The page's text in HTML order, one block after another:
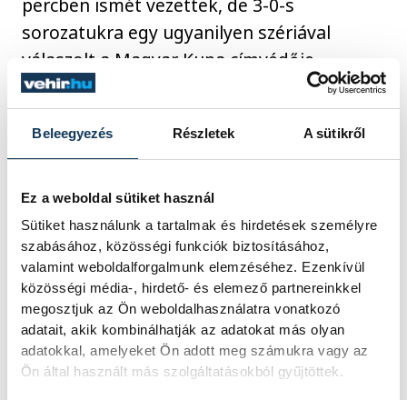
Beleegyezés Részletek A sütikről
Ez a weboldal sütiket használ
Sütiket használunk a tartalmak és hirdetések személyre
szabásához, közösségi funkciók biztosításához,
valamint weboldalforgalmunk elemzéséhez. Ezenkívül
közösségi média-, hirdető- és elemező partnereinkkel
megosztjuk az Ön weboldalhasználatra vonatkozó
adatait, akik kombinálhatják az adatokat más olyan
adatokkal, amelyeket Ön adott meg számukra vagy az
Ön által használt más szolgáltatásokból gyűjtöttek.
sorozatukra egy ugyanilyen szériával
válaszolt a Magyar Kupa címvédője.
Az időkérés utáni, utolsó előtti szegedi
támadás kapura lövés nélkül zárult, a
Radivojevic büntetőből beállította a
végeredményt, majd az utolsó
másodpercben Nikola Mitrevszki védése
volt a meccs utolsó momentuma.
Imanol Garciandía hat, Sebastian Frimmel
öt, Bánhidi Bence négy góllal, Mikler